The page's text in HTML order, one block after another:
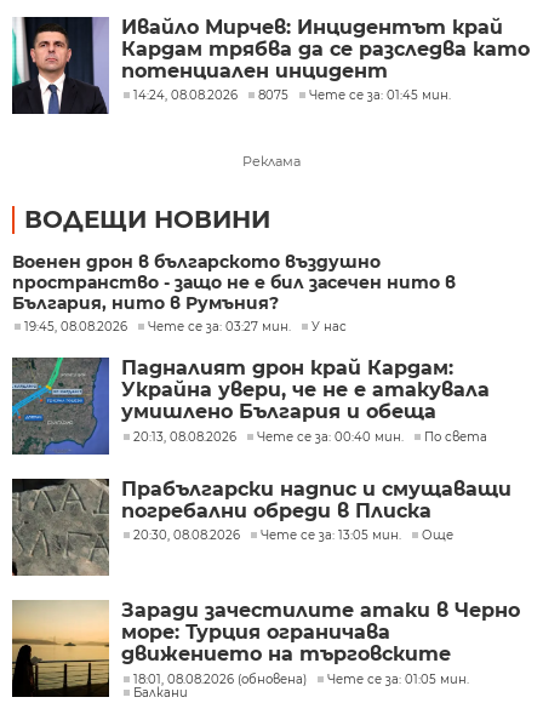
Ивайло Мирчев: Инцидентът край
Кардам трябва да се разследва като
потенциален инцидент
14:24, 08.08.2026 8075 Чете се за: 01:45 мин.
Реклама
ВОДЕЩИ НОВИНИ
Военен дрон в българското въздушно
пространство - защо не е бил засечен нито в
България, нито в Румъния?
19:45, 08.08.2026 Чете се за: 03:27 мин. У нас
Падналият дрон край Кардам:
Украйна увери, че не е атакувала
умишлено България и обеща
разследване
20:13, 08.08.2026 Чете се за: 00:40 мин. По света
Прабългарски надпис и смущаващи
погребални обреди в Плиска
20:30, 08.08.2026 Чете се за: 13:05 мин. Още
Заради зачестилите атаки в Черно
море: Турция ограничава
движението на търговските
кораби
18:01, 08.08.2026 (обновена)
Чете се за: 01:05 мин.
Балкани